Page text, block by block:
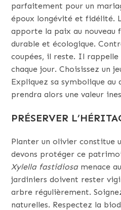
parfaitement pour un
époux longévité et fidélité.
apporte la paix au nouveau
durable et écologique.
coupées, il reste. Il rappelle
chaque jour. Choisissez un
Expliquez sa symbolique au
prendra alors une valeur
PRÉSERVER
Planter un olivier constitue
devons protéger ce
Xylella fastidiosamenace
jardiniers doivent rester
arbre régulièrement.
naturelles. Respectez la